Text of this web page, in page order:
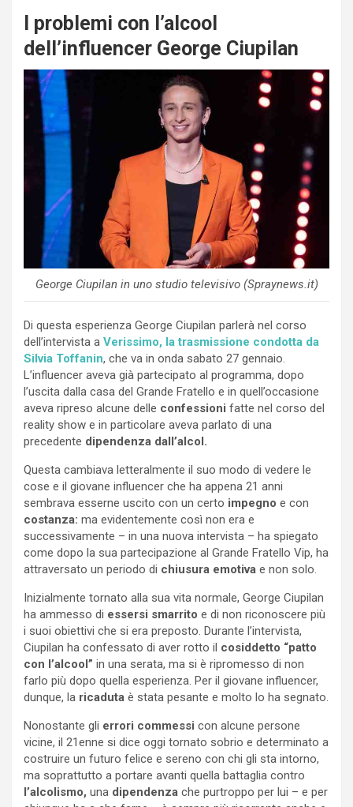
I problemi con l’alcool
dell’influencer George Ciupilan
George Ciupilan in uno studio televisivo (Spraynews.it)
Di questa esperienza George Ciupilan parlerà nel corso
dell’intervista a Verissimo, la trasmissione condotta da
Silvia Toffanin, che va in onda sabato 27 gennaio.
L’influencer aveva già partecipato al programma, dopo
l’uscita dalla casa del Grande Fratello e in quell’occasione
aveva ripreso alcune delle confessioni fatte nel corso del
reality show e in particolare aveva parlato di una
precedente dipendenza dall’alcol.
Questa cambiava letteralmente il suo modo di vedere le
cose e il giovane influencer che ha appena 21 anni
sembrava esserne uscito con un certo impegno e con
costanza: ma evidentemente così non era e
successivamente – in una nuova intervista – ha spiegato
come dopo la sua partecipazione al Grande Fratello Vip, ha
attraversato un periodo di chiusura emotiva e non solo.
Inizialmente tornato alla sua vita normale, George Ciupilan
ha ammesso di essersi smarrito e di non riconoscere più
i suoi obiettivi che si era preposto. Durante l’intervista,
Ciupilan ha confessato di aver rotto il cosiddetto “patto
con l’alcool” in una serata, ma si è ripromesso di non
farlo più dopo quella esperienza. Per il giovane influencer,
dunque, la ricaduta è stata pesante e molto lo ha segnato.
Nonostante gli errori commessi con alcune persone
vicine, il 21enne si dice oggi tornato sobrio e determinato a
costruire un futuro felice e sereno con chi gli sta intorno,
ma soprattutto a portare avanti quella battaglia contro
l’alcolismo, una dipendenza che purtroppo per lui – e per